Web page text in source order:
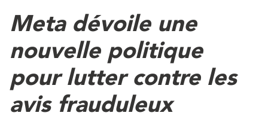
Meta dévoile une
nouvelle politique
pour lutter contre les
avis frauduleux